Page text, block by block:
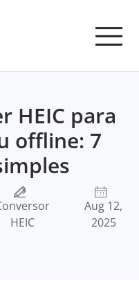
HEIC para
offline: 7
HEIC
Aug 12,
2025